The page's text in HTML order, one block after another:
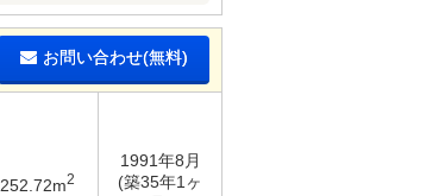
お問い合わせ(無料)
252.72m2
1991年8月
(築35年1ヶ